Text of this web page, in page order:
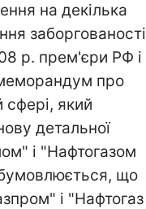
на декілька
заборгованості
р. прем'єри РФ і
про
сфері, який
детальної
і "Нафтогазом
що
і "Нафтогаз